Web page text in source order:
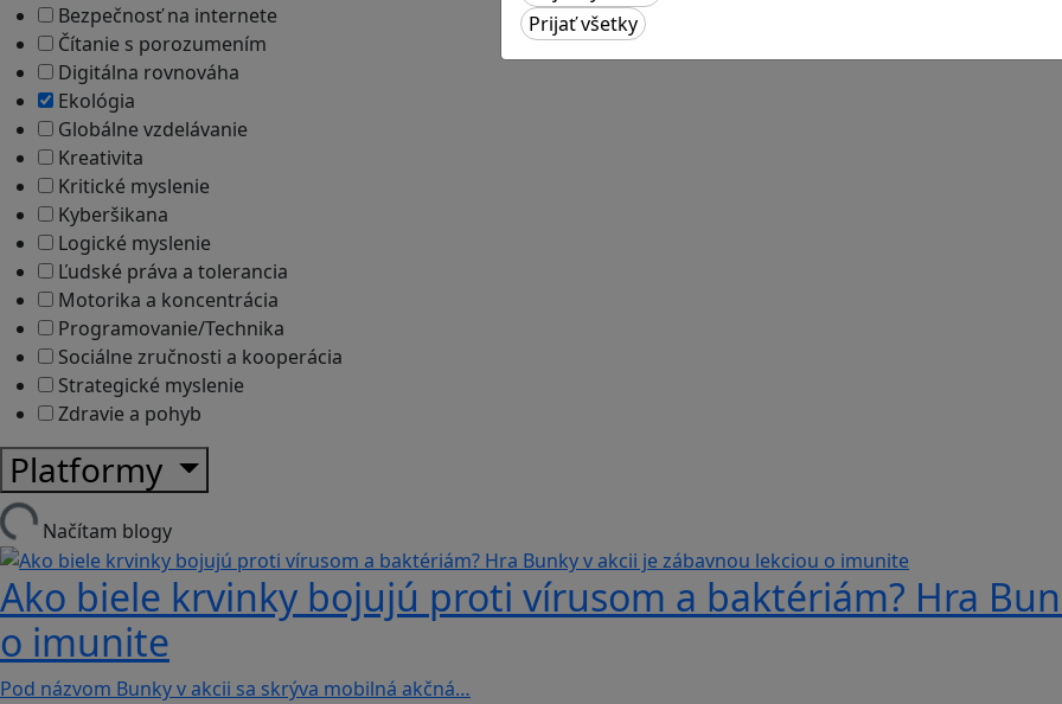
Bezpečnosť na internete
Čítanie s porozumením
Digitálna rovnováha
Ekológia
Globálne vzdelávanie
Kreativita
Kritické myslenie
Kyberšikana
Logické myslenie
Ľudské práva a tolerancia
Motorika a koncentrácia
Programovanie/Technika
Sociálne zručnosti a kooperácia
Strategické myslenie
Zdravie a pohyb
Platformy
Načítam blogy
Ako biele krvinky bojujú proti vírusom a baktériám? Hra
o imunite
Pod názvom Bunky v akcii sa skrýva mobilná akčná…